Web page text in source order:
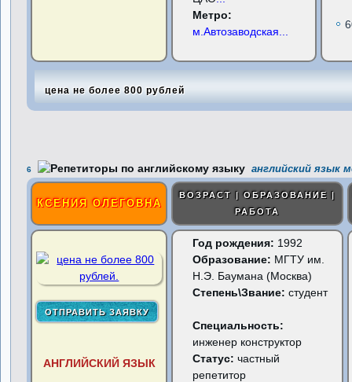
Метро:
м.Автозаводская
цена не более 800 рублей
6 английский язык
КСЕНИЯ ОЛЕГОВНА
ВОЗРАСТ | ОБРАЗОВАНИЕ |
РАБОТА
АНГЛИЙСКИЙ ЯЗЫК
Год рождения: 1992
Образование: МГТУ им.
Н.Э. Баумана (Москва)
Степень\Звание: студент
Специальность:
инженер конструктор
Статус:частный
репетитор